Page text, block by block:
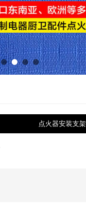
点火器安装支架